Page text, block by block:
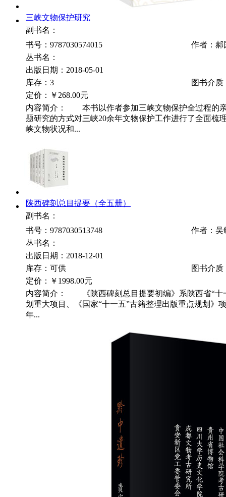
三峡文物保护研究
副书名：
书号：9787030574015
作者：郝
丛书名：
出版日期：2018-05-01
库存：3
图书介质
定价：
￥268.00元
内容简介： 本书以作者参加三峡文物保护全过程的
题研究的方式对三峡20余年文物保护工作进行了全面梳
峡文物状况和...
陕西碑刻总目提要（全五册）
副书名：
书号：9787030513748
作者：吴
丛书名：
出版日期：2018-12-01
库存：可供
图书介质
定价：
￥1998.00元
内容简介： 《陕西碑刻总目提要初编》系陕西省“十
划重大项目、《国家“十一五”古籍整理出版重点规划》
年...